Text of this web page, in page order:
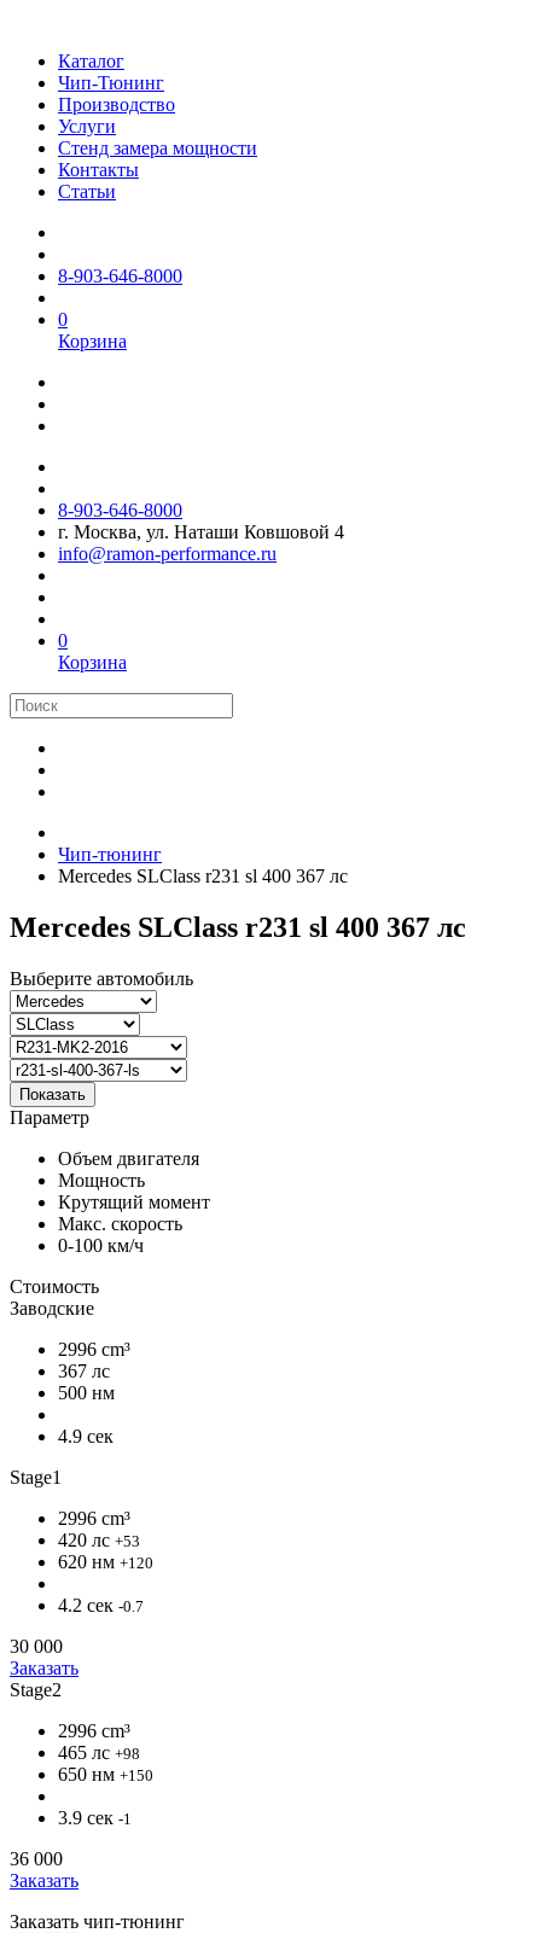
Каталог
Чип-Тюнинг
Производство
Услуги
Стенд замера мощности
Контакты
Статьи
8-903-646-8000
0
Корзина
8-903-646-8000
г. Москва, ул. Наташи Ковшовой 4
info@ramon-performance.ru
0
Корзина
Чип-тюнинг
Mercedes SLClass r231 sl 400 367 лс
Mercedes SLClass r231 sl 400 367 лс
Выберите автомобиль
Показать
Параметр
Объем двигателя
Мощность
Крутящий момент
Макс. скорость
0-100 км/ч
Стоимость
Заводские
2996 cm³
367 лс
500 нм
4.9 сек
Stage1
2996 cm³
420 лс +53
620 нм +120
4.2 сек -0.7
30 000
Заказать
Stage2
2996 cm³
465 лс +98
650 нм +150
3.9 сек -1
36 000
Заказать
Заказать чип-тюнинг